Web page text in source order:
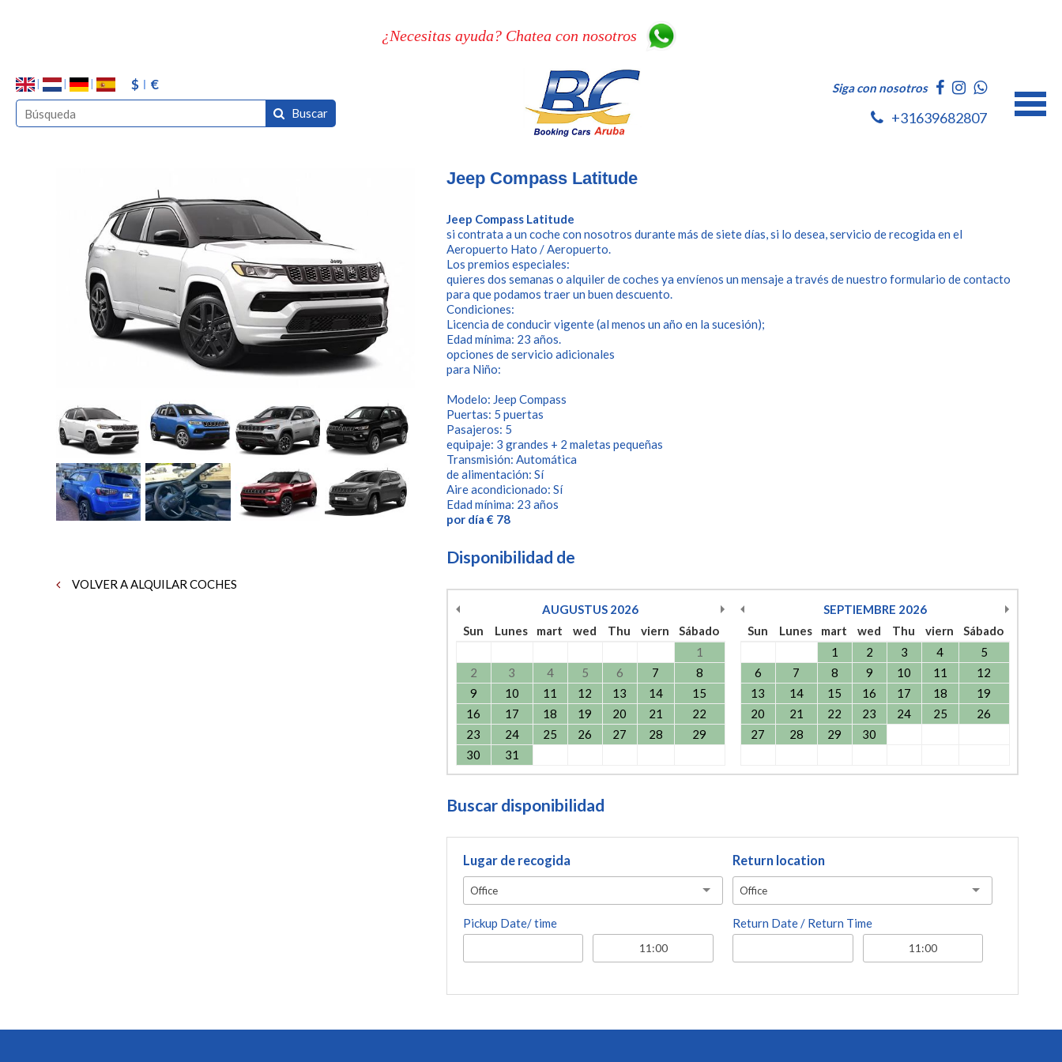
¿Necesitas ayuda? Chatea con nosotros
$ €
Buscar
Siga con nosotros
+31639682807
VOLVER A ALQUILAR COCHES
Jeep Compass Latitude
Jeep Compass Latitude
si contrata a un coche con nosotros durante más de siete días, si lo desea, servicio de recogida en el
Aeropuerto Hato / Aeropuerto.
Los premios especiales:
quieres dos semanas o alquiler de coches ya envíenos un mensaje a través de nuestro formulario de contacto
para que podamos traer un buen descuento.
Condiciones:
Licencia de conducir vigente (al menos un año en la sucesión);
Edad mínima: 23 años.
opciones de servicio adicionales
para Niño:
Modelo: Jeep Compass
Puertas: 5 puertas
Pasajeros: 5
equipaje: 3 grandes + 2 maletas pequeñas
Transmisión: Automática
de alimentación: Sí
Aire acondicionado: Sí
Edad mínima: 23 años
por día € 78
Disponibilidad de
AUGUSTUS 2026
Sun
Lunes mart wed Thu viern
Sábado
1
2
3 4 5 6 7
8
9
10 11 12 13 14
15
16
17 18 19 20 21
22
23
24 25 26 27 28
29
30
31
SEPTIEMBRE 2026
Sun
Lunes mart wed Thu viern
Sábado
1
2 3 4
5
6
7 8 9 10 11
12
13
14 15 16 17 18
19
20
21 22 23 24 25
26
27
28 29 30
Buscar disponibilidad
Lugar de recogida
Office
Pickup Date/ time
Return location
Office
Return Date / Return Time